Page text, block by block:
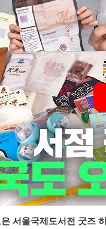
서울국제도서전 굿즈